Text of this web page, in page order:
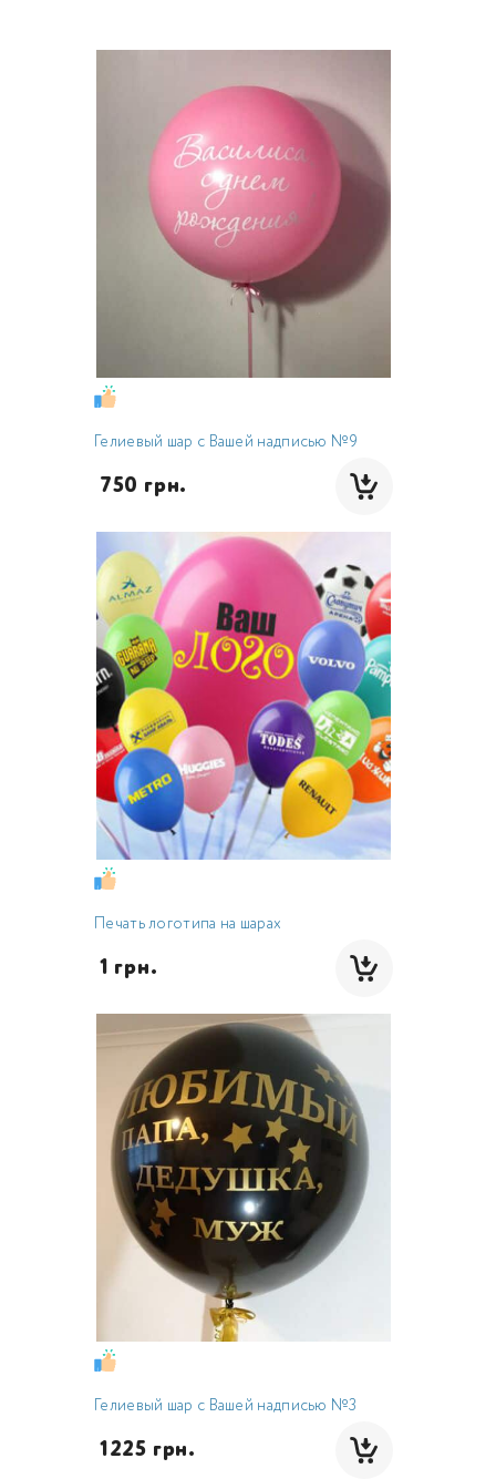
Гелиевый шар с Вашей надписью №9
750 грн.
Печать логотипа на шарах
1 грн.
Гелиевый шар с Вашей надписью №3
1225 грн.